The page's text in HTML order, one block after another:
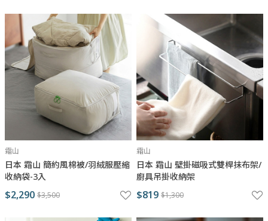
霜山
日本 霜山 簡約風棉被/羽絨服壓縮
收納袋-3入
$2,290 $3,500
霜山
日本 霜山 壁掛磁吸式雙桿抹布架/
廚具吊掛收納架
$819 $1,300